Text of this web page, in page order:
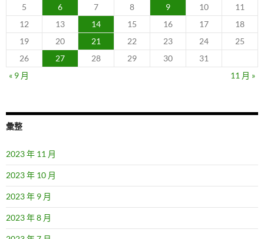
5
6 7 8 9 10
11
12
13 14 15 16 17
18
19
20 21 22 23 24
25
26
27 28 29 30
31
« 9 月
11 月 »
彙整
2023 年 11 月
2023 年 10 月
2023 年 9 月
2023 年 8 月